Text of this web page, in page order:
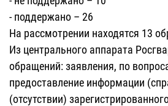
- поддержано – 26
На рассмотрении находятся 13
Из центрального аппарата
обращений: заявления, по
предоставление информации
(отсутствии)